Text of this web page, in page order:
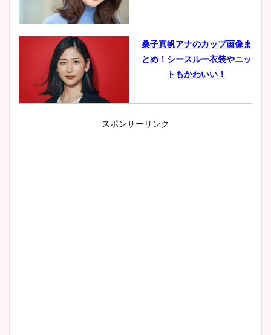
桑子真帆アナのカップ画像ま
とめ！シースルー衣装やニッ
トもかわいい！
小室瑛莉子のカップ画像まと
スポンサーリンク